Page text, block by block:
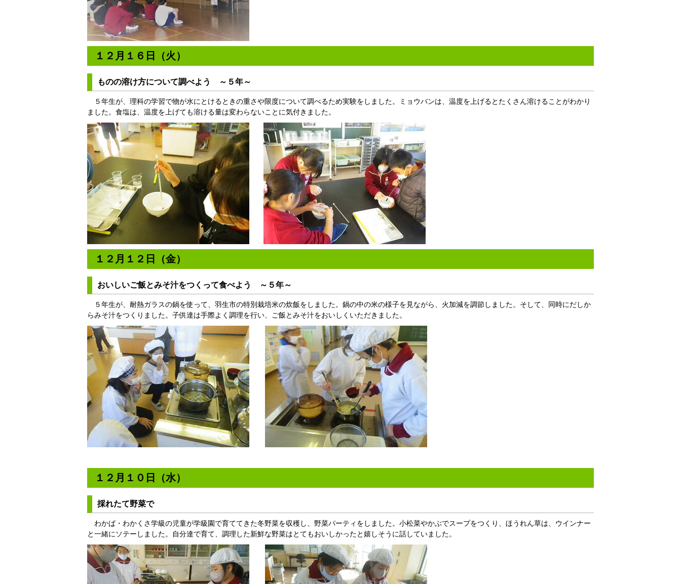
１２月１６日（火）
ものの溶け方について調べよう ～５年～
５年生が、理科の学習で物が水にとけるときの重さや限度について調べるため実験をしました。ミョウバンは、温度を上げるとたくさん溶けることがわかり
ました。食塩は、温度を上げても溶ける量は変わらないことに気付きました。
１２月１２日（金）
おいしいご飯とみそ汁をつくって食べよう ～５年～
５年生が、耐熱ガラスの鍋を使って、羽生市の特別栽培米の炊飯をしました。鍋の中の米の様子を見ながら、火加減を調節しました。そして、同時にだしか
らみそ汁をつくりました。子供達は手際よく調理を行い、ご飯とみそ汁をおいしくいただきました。
１２月１０日（水）
採れたて野菜で
わかば・わかくさ学級の児童が学級園で育ててきた冬野菜を収穫し、野菜パーティをしました。小松菜やかぶでスープをつくり、ほうれん草は、ウインナー
と一緒にソテーしました。自分達で育て、調理した新鮮な野菜はとてもおいしかったと嬉しそうに話していました。